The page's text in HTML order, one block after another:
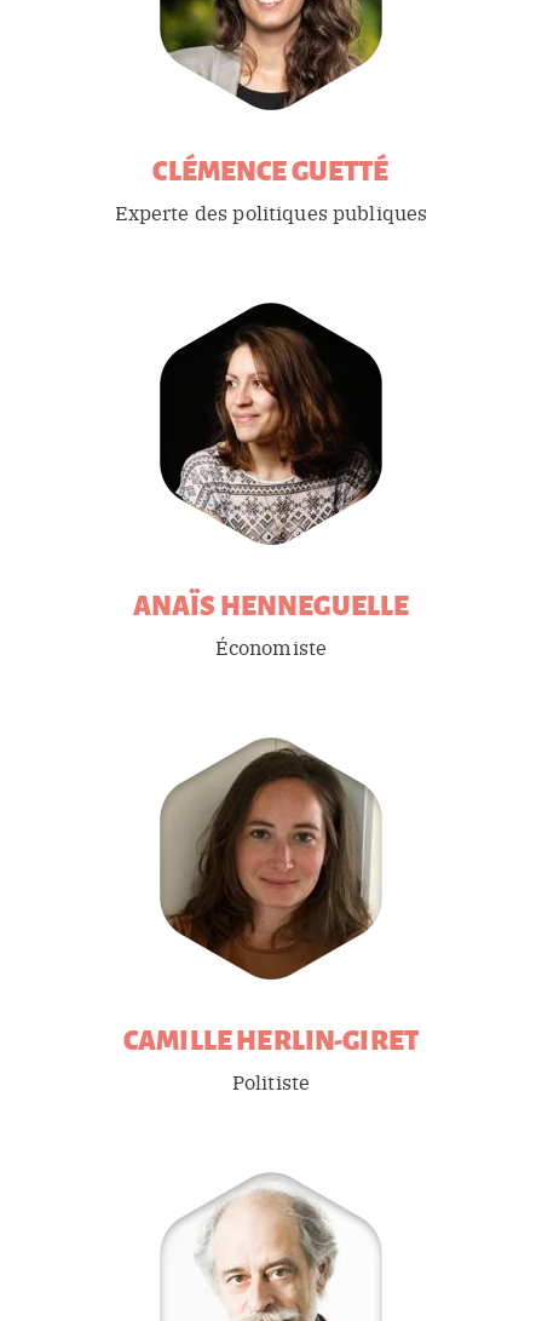
CLÉMENCEGUETTÉ
Experte des politiques publiques
ANAÏSHENNEGUELLE
Économiste
CAMILLEHERLIN-GIRET
Politiste